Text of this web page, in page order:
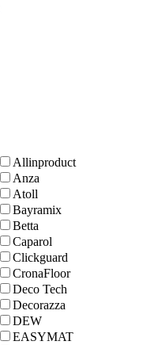
Allinproduct
Anza
Atoll
Bayramix
Betta
Caparol
Clickguard
CronaFloor
Deco Tech
Decorazza
DEW
EASYMAT